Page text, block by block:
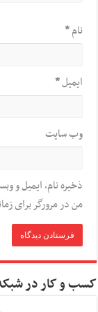
نام*
ایمیل*
وب‌ سایت
ذخیره نام، ایمیل و
من در مرورگر برای
کسب و کار در